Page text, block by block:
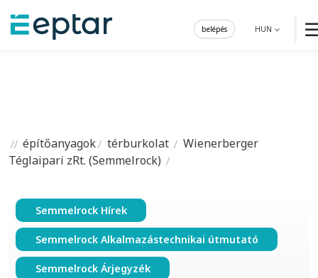
HUN
belépés
építőanyagok térburkolat
Wienerberger
Téglaipari zRt. (Semmelrock)
Semmelrock Hírek
Semmelrock Alkalmazástechnikai útmutató
Semmelrock Árjegyzék